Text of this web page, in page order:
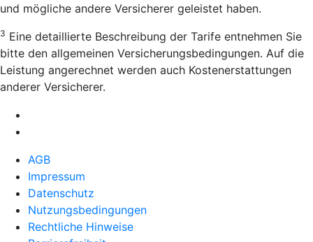
und mögliche andere Versicherer geleistet haben.
3 Eine detaillierte Beschreibung der Tarife entnehmen Sie
bitte den allgemeinen Versicherungsbedingungen. Auf die
Leistung angerechnet werden auch Kostenerstattungen
anderer Versicherer.
AGB
Impressum
Datenschutz
Nutzungsbedingungen
Rechtliche Hinweise